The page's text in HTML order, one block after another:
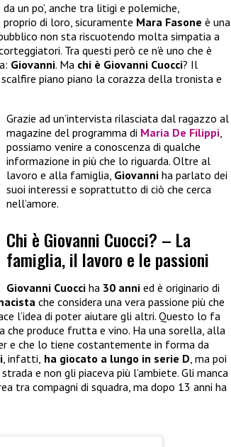
un po’, anche tra litigi e polemiche,
di loro, sicuramente Mara Fasone è una
non sta riscuotendo molta simpatia a
Tra questi però ce n’è uno che è
Giovanni. Ma chi è Giovanni Cuocci? Il
piano piano la corazza della tronista e
Grazie ad un’intervista rilasciata dal ragazzo al
magazine del programma di Maria De Filippi,
possiamo venire a conoscenza di qualche
informazione in più che lo riguarda. Oltre al
lavoro e alla famiglia, Giovanni ha parlato dei
suoi interessi e soprattutto di ciò che cerca
nell’amore.
Chi è Giovanni Cuocci? – La
famiglia, il lavoro e le passioni
Giovanni Cuocci ha 30 anni ed è originario di
che considera una vera passione più che
l’idea di poter aiutare gli altri. Questo lo fa
che produce frutta e vino. Ha una sorella, alla
e che lo tiene costantemente in forma da
, infatti, ha giocato a lungo in serie D, ma poi
e non gli piaceva più l’ambiete. Gli manca
tra compagni di squadra, ma dopo 13 anni ha